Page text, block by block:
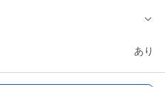
あり